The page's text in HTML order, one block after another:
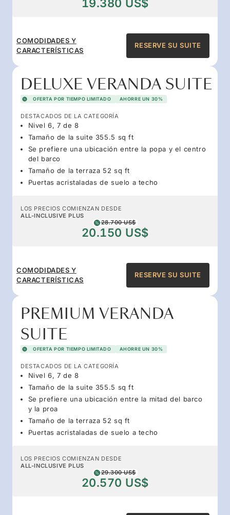
19.380 US$
COMODIDADES Y
CARACTERÍSTICAS
RESERVE SU SUITE
DELUXE VERANDA SUITE
OFERTA POR TIEMPO LIMITADO AHORRE UN 30%
DESTACADOS DE LA CATEGORÍA
Nivel 6, 7 de 8
Tamaño de la suite 355.5 sq ft
Se prefiere una ubicación entre la popa y el centro
del barco
Tamaño de la terraza 52 sq ft
Puertas acristaladas de suelo a techo
LOS PRECIOS COMIENZAN DESDE
ALL-INCLUSIVE PLUS
28.700 US$
20.150 US$
COMODIDADES Y
CARACTERÍSTICAS
RESERVE SU SUITE
PREMIUM VERANDA
SUITE
OFERTA POR TIEMPO LIMITADO AHORRE UN 30%
DESTACADOS DE LA CATEGORÍA
Nivel 6, 7 de 8
Tamaño de la suite 355.5 sq ft
Se prefiere una ubicación entre la mitad del barco
y la proa
Tamaño de la terraza 52 sq ft
Puertas acristaladas de suelo a techo
LOS PRECIOS COMIENZAN DESDE
ALL-INCLUSIVE PLUS
29.300 US$
20.570 US$